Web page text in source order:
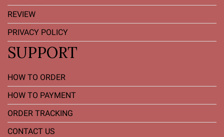
REVIEW
PRIVACY POLICY
SUPPORT
HOW TO ORDER
HOW TO PAYMENT
ORDER TRACKING
CONTACT US